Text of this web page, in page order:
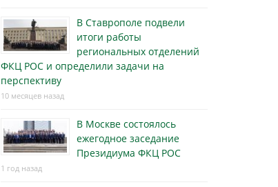
В Ставрополе подвели
итоги работы
региональных отделений
ФКЦ РОС и определили задачи на
перспективу
10 месяцев назад
В Москве состоялось
ежегодное заседание
Президиума ФКЦ РОС
1 год назад